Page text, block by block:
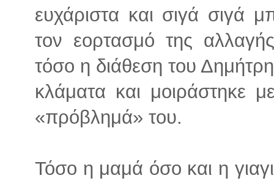
ευχάριστα και σιγά σιγά
τον εορτασμό της
τόσο η διάθεση του
κλάματα και μοιράστηκε
«πρόβλημά» του.
Τόσο η μαμά όσο και η